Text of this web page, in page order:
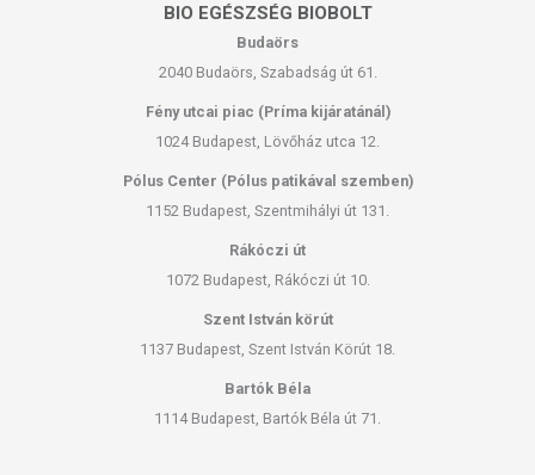
BIO EGÉSZSÉG BIOBOLT
Budaörs
2040 Budaörs, Szabadság út 61.
Fény utcai piac (Príma kijáratánál)
1024 Budapest, Lövőház utca 12.
Pólus Center (Pólus patikával szemben)
1152 Budapest, Szentmihályi út 131.
Rákóczi út
1072 Budapest, Rákóczi út 10.
Szent István körút
1137 Budapest, Szent István Körút 18.
Bartók Béla
1114 Budapest, Bartók Béla út 71.